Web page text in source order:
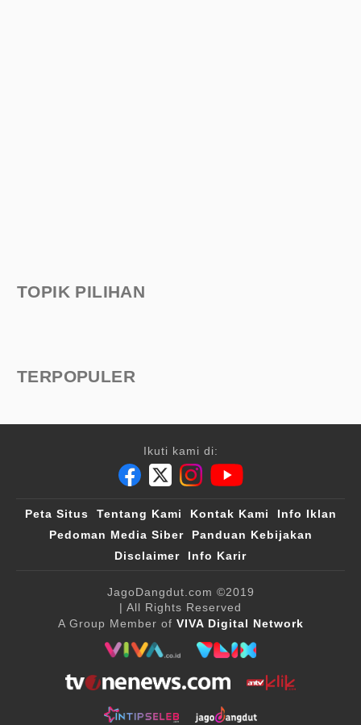
TOPIK PILIHAN
TERPOPULER
Ikuti kami di:
Peta Situs Tentang Kami Kontak Kami
Info Iklan
Pedoman Media Siber
Panduan Kebijakan
Disclaimer
Info Karir
JagoDangdut.com ©2019
| All Rights Reserved
A Group Member of VIVA Digital Network